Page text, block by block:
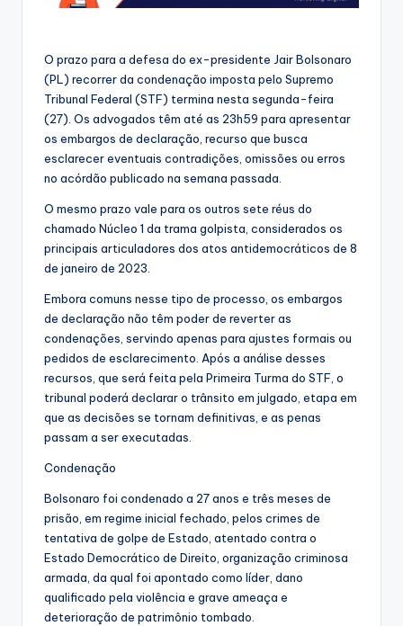
O prazo para a defesa do ex-presidente Jair Bolsonaro
(PL) recorrer da condenação imposta pelo Supremo
Tribunal Federal (STF) termina nesta segunda-feira
(27). Os advogados têm até as 23h59 para apresentar
os embargos de declaração, recurso que busca
esclarecer eventuais contradições, omissões ou erros
no acórdão publicado na semana passada.
O mesmo prazo vale para os outros sete réus do
chamado Núcleo 1 da trama golpista, considerados os
principais articuladores dos atos antidemocráticos de 8
de janeiro de 2023.
Embora comuns nesse tipo de processo, os embargos
de declaração não têm poder de reverter as
condenações, servindo apenas para ajustes formais ou
pedidos de esclarecimento. Após a análise desses
recursos, que será feita pela Primeira Turma do STF, o
tribunal poderá declarar o trânsito em julgado, etapa em
que as decisões se tornam definitivas, e as penas
passam a ser executadas.
Condenação
Bolsonaro foi condenado a 27 anos e três meses de
prisão, em regime inicial fechado, pelos crimes de
tentativa de golpe de Estado, atentado contra o
Estado Democrático de Direito, organização criminosa
armada, da qual foi apontado como líder, dano
qualificado pela violência e grave ameaça e
deterioração de patrimônio tombado.